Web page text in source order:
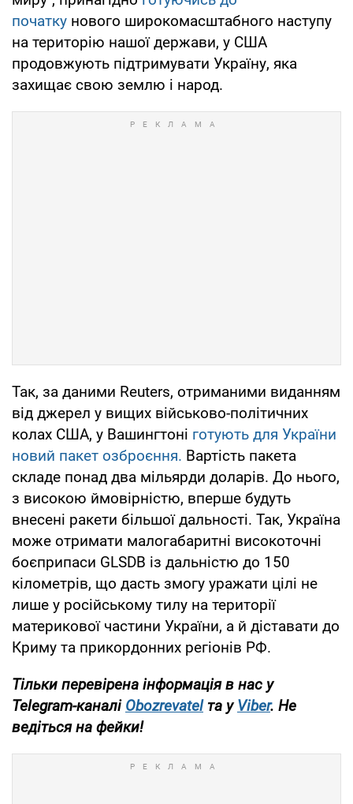
початку нового широкомасштабного наступу
на територію нашої держави, у США
продовжують підтримувати Україну, яка
захищає свою землю і народ.
Так, за даними Reuters, отриманими виданням
від джерел у вищих військово-політичних
колах США, у Вашингтоні готують для України
новий пакет озброєння. Вартість пакета
складе понад два мільярди доларів. До нього,
з високою ймовірністю, вперше будуть
внесені ракети більшої дальності. Так, Україна
може отримати малогабаритні високоточні
боєприпаси GLSDB із дальністю до 150
кілометрів, що дасть змогу уражати цілі не
лише у російському тилу на території
материкової частини України, а й діставати до
Криму та прикордонних регіонів РФ.
Тільки перевірена інформація в нас у
Telegram-каналі Obozrevatel та у Viber. Не
ведіться на фейки!